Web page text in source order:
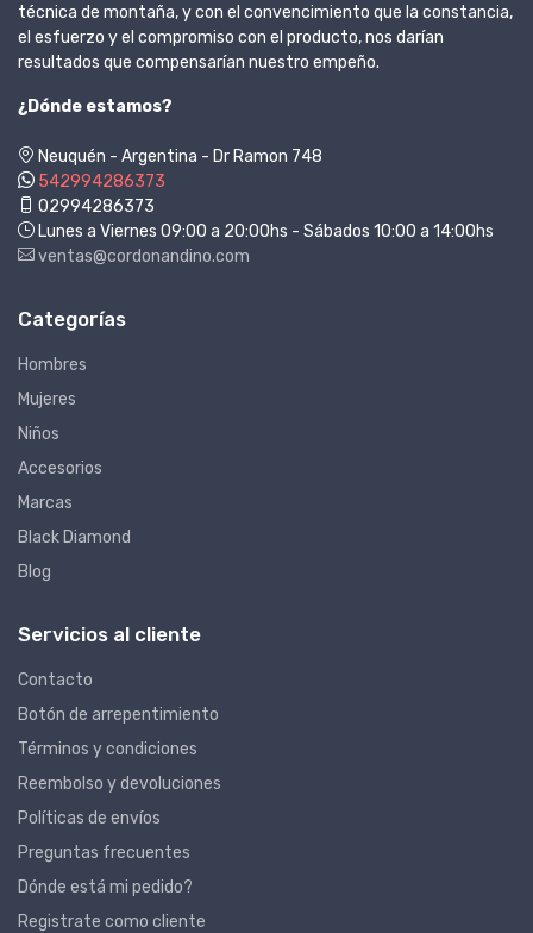
técnica de montaña, y con el convencimiento que la constancia,
el esfuerzo y el compromiso con el producto, nos darían
resultados que compensarían nuestro empeño.
¿Dónde estamos?
Neuquén - Argentina - Dr Ramon 748
542994286373
02994286373
Lunes a Viernes 09:00 a 20:00hs - Sábados 10:00 a 14:00hs
ventas@cordonandino.com
Categorías
Hombres
Mujeres
Niños
Accesorios
Marcas
Black Diamond
Blog
Servicios al cliente
Contacto
Botón de arrepentimiento
Términos y condiciones
Reembolso y devoluciones
Políticas de envíos
Preguntas frecuentes
Dónde está mi pedido?
Registrate como cliente